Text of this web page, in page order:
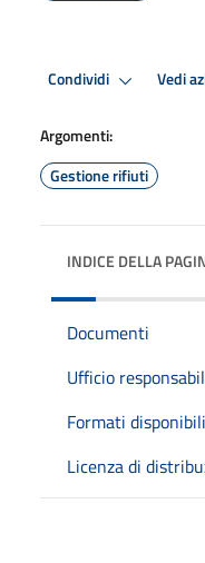
Condividi Vedi
Argomenti:
Gestione rifiuti
INDICE DELLA
Documenti
Ufficio
Formati disponibili
Licenza di